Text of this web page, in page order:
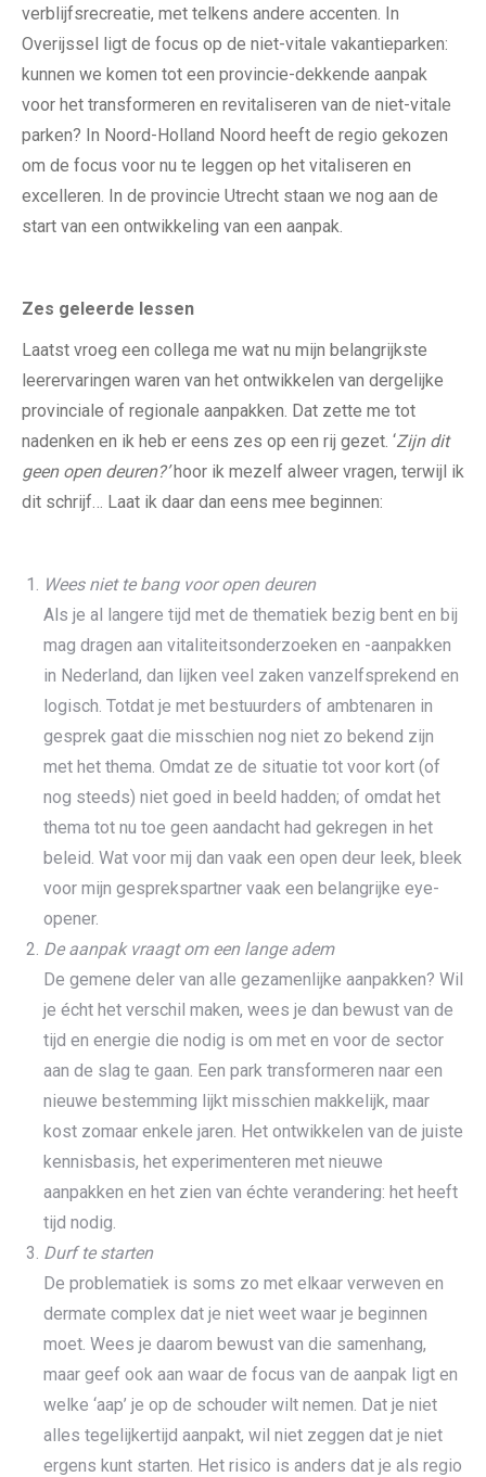
verblijfsrecreatie, met telkens andere accenten. In
Overijssel ligt de focus op de niet-vitale vakantieparken:
kunnen we komen tot een provincie-dekkende aanpak
voor het transformeren en revitaliseren van de niet-vitale
parken? In Noord-Holland Noord heeft de regio gekozen
om de focus voor nu te leggen op het vitaliseren en
excelleren. In de provincie Utrecht staan we nog aan de
start van een ontwikkeling van een aanpak.
Zes geleerde lessen
Laatst vroeg een collega me wat nu mijn belangrijkste
leerervaringen waren van het ontwikkelen van dergelijke
provinciale of regionale aanpakken. Dat zette me tot
nadenken en ik heb er eens zes op een rij gezet. ‘Zijn dit
geen open deuren?’hoor ik mezelf alweer vragen, terwijl ik
dit schrijf… Laat ik daar dan eens mee beginnen:
Wees niet te bang voor open deuren
Als je al langere tijd met de thematiek bezig bent en bij
mag dragen aan vitaliteitsonderzoeken en -aanpakken
in Nederland, dan lijken veel zaken vanzelfsprekend en
logisch. Totdat je met bestuurders of ambtenaren in
gesprek gaat die misschien nog niet zo bekend zijn
met het thema. Omdat ze de situatie tot voor kort (of
nog steeds) niet goed in beeld hadden; of omdat het
thema tot nu toe geen aandacht had gekregen in het
beleid. Wat voor mij dan vaak een open deur leek, bleek
voor mijn gesprekspartner vaak een belangrijke eye-
opener.
De aanpak vraagt om een lange adem
De gemene deler van alle gezamenlijke aanpakken? Wil
je écht het verschil maken, wees je dan bewust van de
tijd en energie die nodig is om met en voor de sector
aan de slag te gaan. Een park transformeren naar een
nieuwe bestemming lijkt misschien makkelijk, maar
kost zomaar enkele jaren. Het ontwikkelen van de juiste
kennisbasis, het experimenteren met nieuwe
aanpakken en het zien van échte verandering: het heeft
tijd nodig.
Durf te starten
De problematiek is soms zo met elkaar verweven en
dermate complex dat je niet weet waar je beginnen
moet. Wees je daarom bewust van die samenhang,
maar geef ook aan waar de focus van de aanpak ligt en
welke ‘aap’ je op de schouder wilt nemen. Dat je niet
alles tegelijkertijd aanpakt, wil niet zeggen dat je niet
ergens kunt starten. Het risico is anders dat je als regio